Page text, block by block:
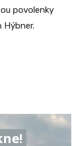
povolenky
Hýbner.